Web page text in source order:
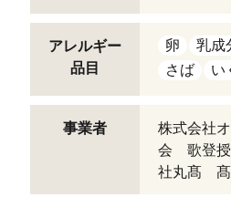
アレルギー
品目
卵 乳成
さば
い
事業者
株式会社
会 歌登授
社丸髙 髙